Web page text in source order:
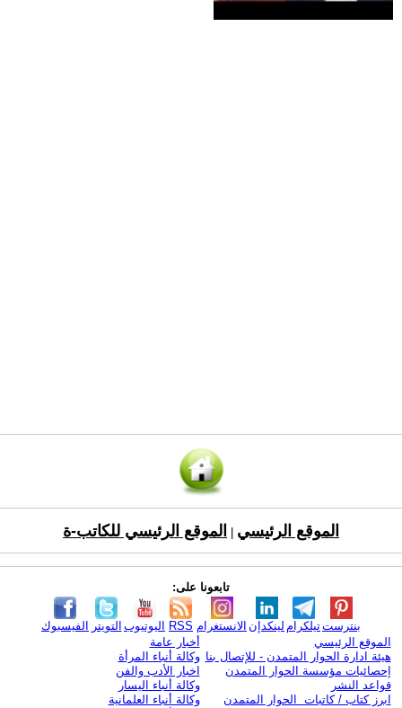
الموقع الرئيسي الموقع الرئيسي للكاتب-ة
تابعونا على:
الفيسبوك التويتر اليوتيوب RSS الانستغرام لينكدإن تيلكرامبنترست
الموقع الرئيسي
هيئة ادارة الحوار المتمدن - للإتصال بنا
إحصائيات مؤسسة الحوار المتمدن
قواعد النشر
ابرز كتاب / كاتبات الحوار المتمدن
أخبار عامة
وكالة أنباء المرأة
اخبار الأدب والفن
وكالة أنباء اليسار
وكالة أنباء العلمانية